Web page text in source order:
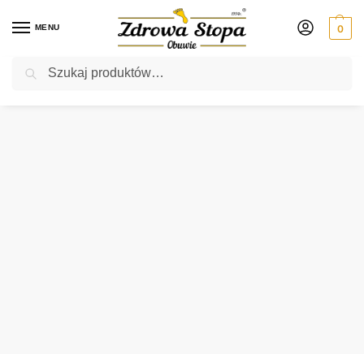
MENU 0
Rabat ⚡ 5% kod: ZDROWASTOPA (na obuwie poza promocją)